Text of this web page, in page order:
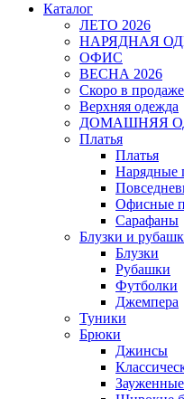
Каталог
ЛЕТО 2026
НАРЯДНАЯ
ОФИС
ВЕСНА 2026
Скоро в продаже
Верхняя одежда
ДОМАШНЯЯ
Платья
Платья
Нарядные
Офисные
Сарафаны
Блузки и
Блузки
Рубашки
Футболки
Джемпера
Туники
Брюки
Джинсы